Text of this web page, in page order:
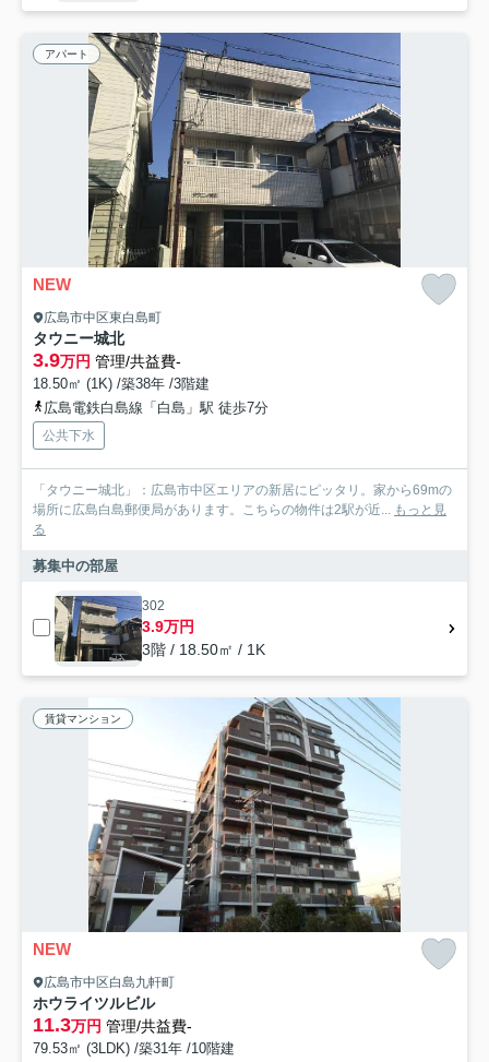
アパート
NEW
広島市中区東白島町
タウニー城北
3.9万円 管理/共益費-
18.50㎡ (1K) /築38年 /3階建
広島電鉄白島線「白島」駅 徒歩7分
公共下水
「タウニー城北」：広島市中区エリアの新居にピッタリ。家から69mの
場所に広島白島郵便局があります。こちらの物件は2駅が近... もっと見
る
募集中の部屋
302
3.9万円
3階 / 18.50㎡ / 1K
賃貸マンション
NEW
広島市中区白島九軒町
ホウライツルビル
11.3万円 管理/共益費-
79.53㎡ (3LDK) /築31年 /10階建